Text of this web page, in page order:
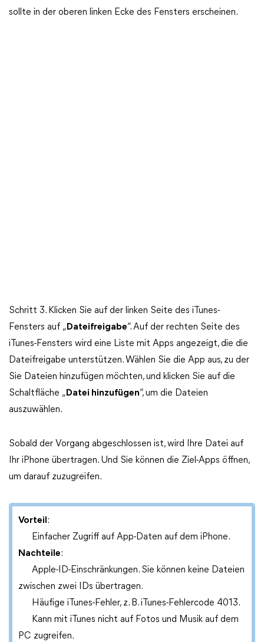
sollte in der oberen linken Ecke des Fensters erscheinen.
Schritt 3. Klicken Sie auf der linken Seite des iTunes-
Fensters auf „ Dateifreigabe“. Auf der rechten Seite des
iTunes-Fensters wird eine Liste mit Apps angezeigt, die die
Dateifreigabe unterstützen. Wählen Sie die App aus, zu der
Sie Dateien hinzufügen möchten, und klicken Sie auf die
Schaltfläche „ Datei hinzufügen“, um die Dateien
auszuwählen.
Sobald der Vorgang abgeschlossen ist, wird Ihre Datei auf
Ihr iPhone übertragen. Und Sie können die Ziel-Apps öffnen,
um darauf zuzugreifen.
Vorteil :
Einfacher Zugriff auf App-Daten auf dem iPhone.
Nachteile:
Apple-ID-Einschränkungen. Sie können keine Dateien
zwischen zwei IDs übertragen.
Häufige iTunes-Fehler, z. B. iTunes-Fehlercode 4013.
Kann mit iTunes nicht auf Fotos und Musik auf dem
PC zugreifen.